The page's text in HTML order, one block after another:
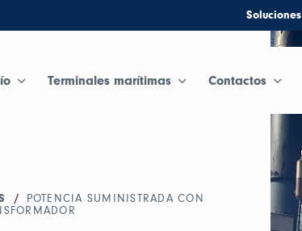
Soluciones
Terminales marítimas Contactos
/
POTENCIA SUMINISTRADA CON